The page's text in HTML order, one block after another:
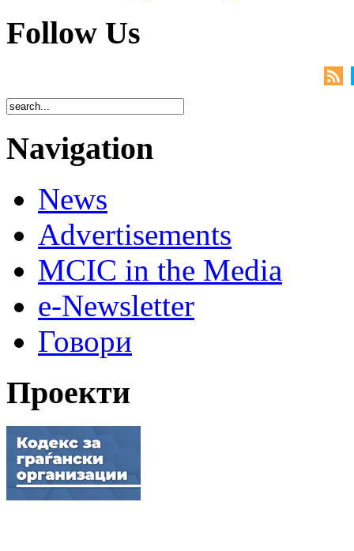
Follow Us
Navigation
News
Advertisements
MCIC in the Media
e-Newsletter
Говори
Проекти